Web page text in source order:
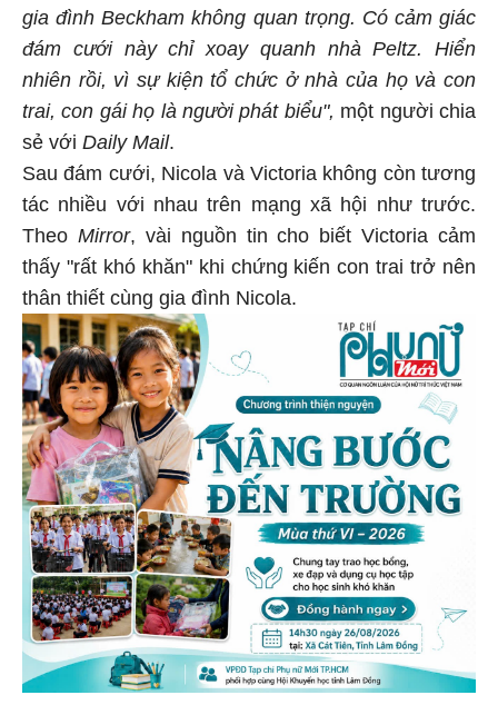
gia đình Beckham không quan trọng. Có cảm giác
đám cưới này chỉ xoay quanh nhà Peltz. Hiển
nhiên rồi, vì sự kiện tổ chức ở nhà của họ và con
trai, con gái họ là người phát biểu", một người chia
sẻ với Daily Mail.
Sau đám cưới, Nicola và Victoria không còn tương
tác nhiều với nhau trên mạng xã hội như trước.
Theo Mirror, vài nguồn tin cho biết Victoria cảm
thấy "rất khó khăn" khi chứng kiến con trai trở nên
thân thiết cùng gia đình Nicola.